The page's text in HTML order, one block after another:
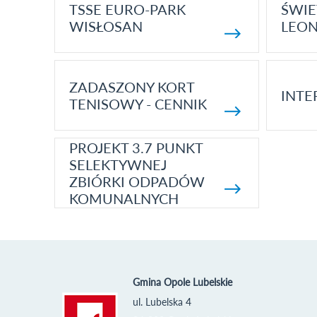
TSSE EURO-PARK
WISŁOSAN
ZADASZONY KORT
TENISOWY - CENNIK
PROJEKT 3.7 PUNKT
SELEKTYWNEJ
ZBIÓRKI ODPADÓW
KOMUNALNYCH
Gmina Opole Lubelskie
ul. Lubelska 4